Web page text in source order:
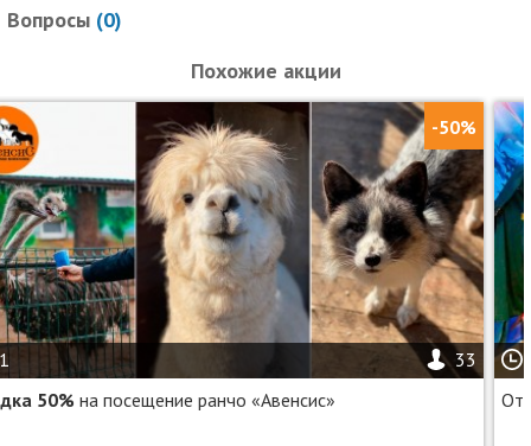
Вопросы (0)
Похожие акции
-50%
1
33
50% на посещение ранчо «Авенсис» От